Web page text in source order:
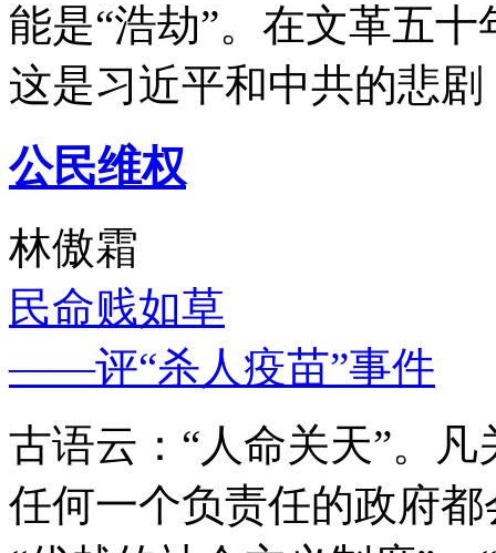
能是“浩劫”。在文革五
这是习近平和中共的悲
公民维权
林傲霜
民命贱如草
——评“杀人疫苗”事件
古语云：“人命关天”。
任何一个负责任的政府